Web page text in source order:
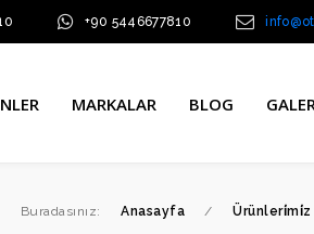
+90 5446677810
MARKALAR BLOG
Buradasınız: Anasayfa / Ürünleri̇mi̇z